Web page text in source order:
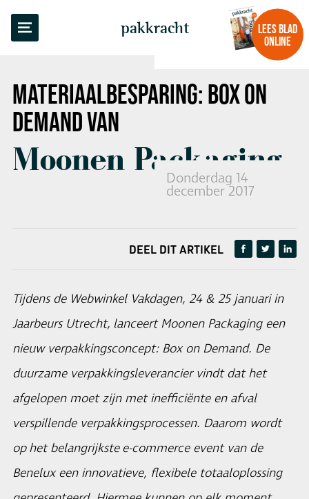
pakkracht
LEES BLAD
ONLINE
MATERIAALBESPARING: BOX ON
DEMANDVAN
Moonen Packaging
Donderdag 14
december 2017
TERUG NAAR OVERZICHT
DEEL DIT ARTIKEL
Tijdens de Webwinkel Vakdagen, 24 & 25 januari in
Jaarbeurs Utrecht, lanceert Moonen Packaging een
nieuw verpakkingsconcept: Box on Demand. De
duurzame verpakkingsleverancier vindt dat het
afgelopen moet zijn met inefficiënte en afval
verspillende verpakkingsprocessen. Daarom wordt
op het belangrijkste e-commerce event van de
Benelux een innovatieve, flexibele totaaloplossing